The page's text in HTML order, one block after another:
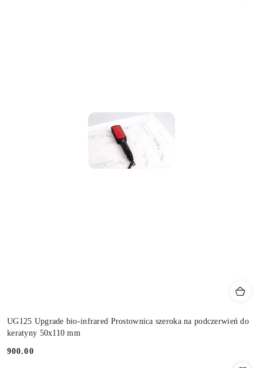
UG125 Upgrade bio-infrared Prostownica szeroka na podczerwień do
keratyny 50x110 mm
Cena:
900.00